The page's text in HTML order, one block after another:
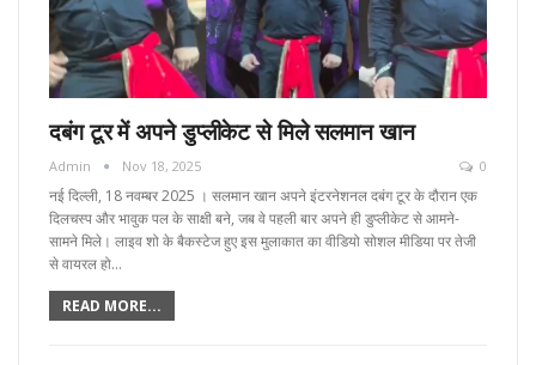
दबंग टूर में अपने डुप्लीकेट से मिले सलमान खान
Admin Nov 18, 2025 0
नई दिल्ली, 18 नवम्बर 2025 । सलमान खान अपने इंटरनेशनल दबंग टूर के दौरान एक
दिलचस्प और भावुक पल के साक्षी बने, जब वे पहली बार अपने ही डुप्लीकेट से आमने-
सामने मिले। लाइव शो के बैकस्टेज हुए इस मुलाकात का वीडियो सोशल मीडिया पर तेजी
से वायरल हो…
READ MORE...